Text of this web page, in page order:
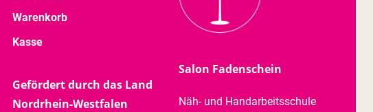
Warenkorb
Kasse
Gefördert durch das Land
Nordrhein-Westfalen
Salon Fadenschein
Näh- und Handarbeitsschule